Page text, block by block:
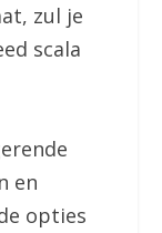
zul je
scala
en
opties